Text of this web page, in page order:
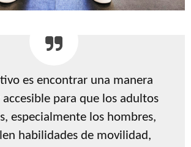
es encontrar una manera
para que los adultos
especialmente los hombres,
habilidades de movilidad,